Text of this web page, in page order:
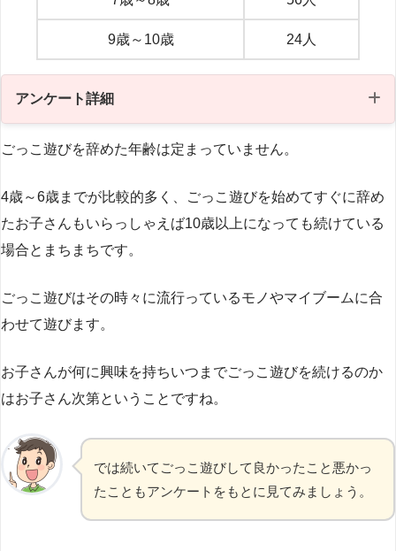
9歳～10歳 24人
アンケート詳細
調査方法：Webアンケート
実施時期：2022年9月～12月
対象者：子育て世代181人にアンケート
お子さんの年齢：0歳～10歳まで
ごっこ遊びを辞めた年齢は定まっていません。
4歳～6歳までが比較的多く、ごっこ遊びを始めてすぐに辞め
たお子さんもいらっしゃえば10歳以上になっても続けている
場合とまちまちです。
ごっこ遊びはその時々に流行っているモノやマイブームに合
わせて遊びます。
お子さんが何に興味を持ちいつまでごっこ遊びを続けるのか
はお子さん次第ということですね。
では続いてごっこ遊びして良かったこと悪かっ
たこともアンケートをもとに見てみましょう。